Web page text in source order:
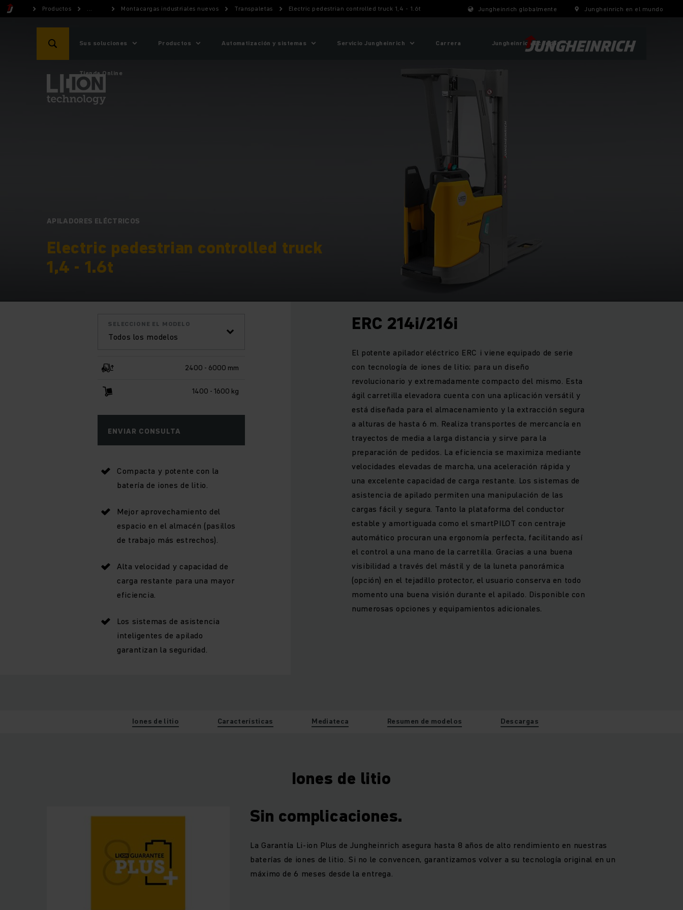
Productos ... Montacargas industriales nuevos Transpaletas Electric pedestrian controlled truck 1,4 - 1.6t Jungheinrich globalmente Jungheinrich en el mundo
Sus soluciones Productos Automatización y sistemas Servicio Jungheinrich Carrera Jungheinrich Ecuador
Tienda Online
APILADORES ELÉCTRICOS
Electric pedestrian controlled truck
1,4 - 1.6t
Todos los modelos
SELECCIONE EL MODELO
2400 - 6000 mm
1400 - 1600 kg
ENVIAR CONSULTA
Compacta y potente con la
batería de iones de litio.
Mejor aprovechamiento del
espacio en el almacén (pasillos
de trabajo más estrechos).
Alta velocidad y capacidad de
carga restante para una mayor
eficiencia.
Los sistemas de asistencia
inteligentes de apilado
garantizan la seguridad.
ERC 214i/216i
El potente apilador eléctrico ERC i viene equipado de serie
con tecnología de iones de litio; para un diseño
revolucionario y extremadamente compacto del mismo. Esta
ágil carretilla elevadora cuenta con una aplicación versátil y
está diseñada para el almacenamiento y la extracción segura
a alturas de hasta 6 m. Realiza transportes de mercancía en
trayectos de media a larga distancia y sirve para la
preparación de pedidos. La eficiencia se maximiza mediante
velocidades elevadas de marcha, una aceleración rápida y
una excelente capacidad de carga restante. Los sistemas de
asistencia de apilado permiten una manipulación de las
cargas fácil y segura. Tanto la plataforma del conductor
estable y amortiguada como el smartPILOT con centraje
automático procuran una ergonomía perfecta, facilitando así
el control a una mano de la carretilla. Gracias a una buena
visibilidad a través del mástil y de la luneta panorámica
(opción) en el tejadillo protector, el usuario conserva en todo
momento una buena visión durante el apilado. Disponible con
numerosas opciones y equipamientos adicionales.
Iones de litio Características Mediateca Resumen de modelos Descargas
Iones de litio
Sin complicaciones.
La Garantía Li-ion Plus de Jungheinrich asegura hasta 8 años de alto rendimiento en nuestras
baterías de iones de litio. Si no le convencen, garantizamos volver a su tecnología original en un
máximo de 6 meses desde la entrega.